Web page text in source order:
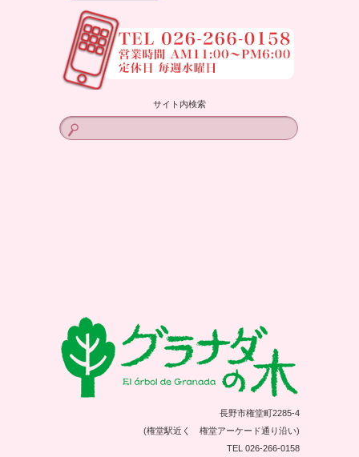
サイト内検索
長野市権堂町2285-4
(権堂駅近く 権堂アーケード通り沿い)
TEL 026-266-0158